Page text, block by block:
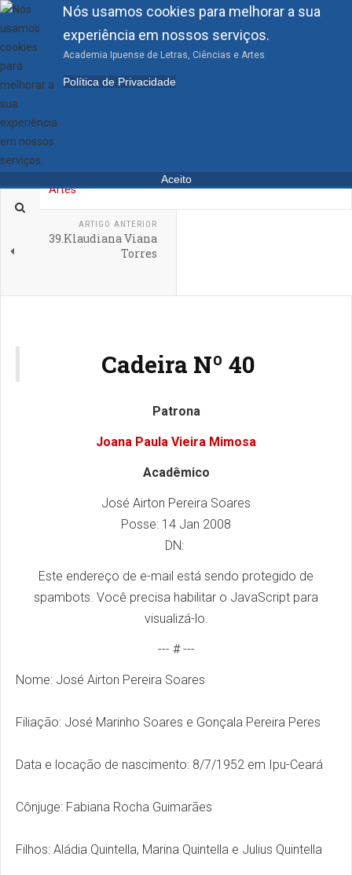
Nós usamos cookies para melhorar a sua
experiência em nossos serviços.
Academia Ipuense de Letras, Ciências e Artes
Política de Privacidade
Aceito
40.José Airton Pereira
Soares
ARTIGO ANTERIOR
39.Klaudiana Viana
Torres
Cadeira Nº 40
Patrona
Joana Paula Vieira Mimosa
Acadêmico
José Airton Pereira Soares
Posse: 14 Jan 2008
DN:
Este endereço de e-mail está sendo protegido de
spambots. Você precisa habilitar o JavaScript para
visualizá-lo.
--- # ---
Nome: José Airton Pereira Soares
Filiação: José Marinho Soares e Gonçala Pereira Peres
Data e locação de nascimento: 8/7/1952 em Ipu-Ceará
Cônjuge: Fabiana Rocha Guimarães
Filhos: Aládia Quintella, Marina Quintella e Julius Quintella